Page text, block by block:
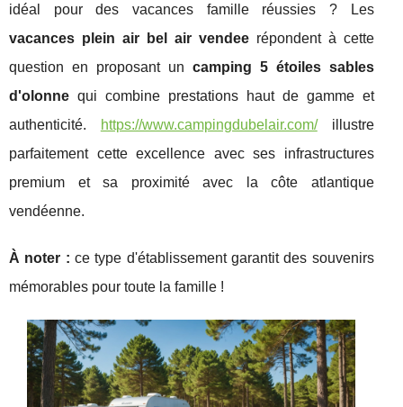
idéal pour des vacances famille réussies ? Les
vacances plein air bel air vendeerépondent à cette
question en proposant un camping 5 étoiles sables
d'olonne qui combine prestations haut de gamme et
authenticité.
https://www.campingdubelair.com/illustre
parfaitement cette excellence avec ses infrastructures
premium etsa proximité avec la côte atlantique
vendéenne.
À noter : ce type d'établissement garantit des souvenirs
mémorables pour toute la famille !